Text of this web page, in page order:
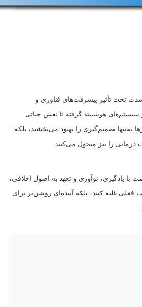
تحت تأثیر پیشرفت‌های فناوری و
سیستم‌های هوشمند گرفته تا نقش حیاتی
نه‌تنها تصمیم‌گیری را بهبود می‌بخشند، بلکه
را نیز متحول می‌کنند.
با یادگیری، نوآوری و تعهد به اصول اخلاقی،
فعلی غلبه کنند، بلکه آینده‌ای روشن‌تر برای